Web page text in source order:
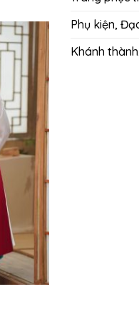
Phụ kiện,
Khánh